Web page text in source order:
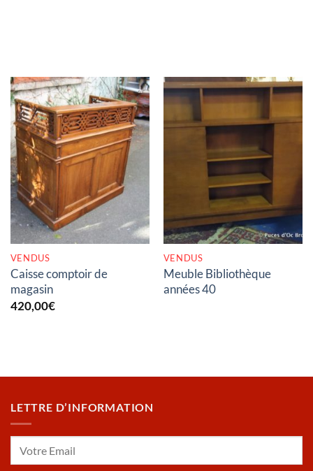
RUPTURE DE STOCK
VENDUS
Caisse comptoir de
magasin
420,00€
RUPTURE DE STOCK
VENDUS
Meuble Bibliothèque
années 40
LETTRE D’INFORMATION